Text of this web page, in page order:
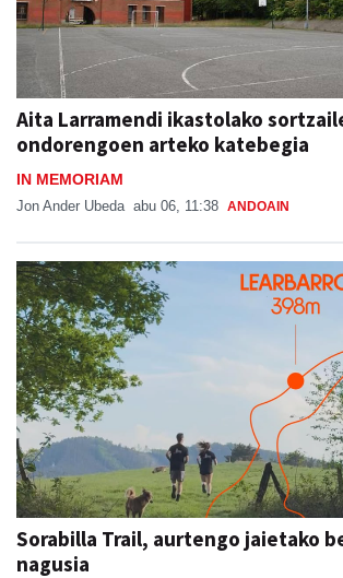
Aita Larramendi ikastolako
ondorengoen arteko katebegia
IN MEMORIAM
Jon Ander Ubeda abu 06, 11:38 ANDOAIN
Sorabilla Trail, aurtengo jaietako
nagusia